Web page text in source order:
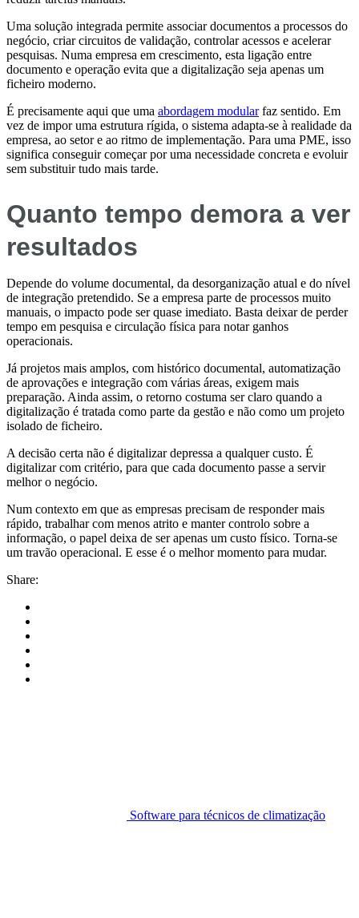
Uma solução integrada permite associar documentos a processos do
negócio, criar circuitos de validação, controlar acessos e acelerar
pesquisas. Numa empresa em crescimento, esta ligação entre
documento e operação evita que a digitalização seja apenas um
ficheiro moderno.
É precisamente aqui que uma abordagem modularfaz sentido. Em
vez de impor uma estrutura rígida, o sistema adapta-se à realidade da
empresa, ao setor e ao ritmo de implementação. Para uma PME, isso
significa conseguir começar por uma necessidade concreta e evoluir
sem substituir tudo mais tarde.
Quanto tempo demora a ver
resultados
Depende do volume documental, da desorganização atual e do nível
de integração pretendido. Se a empresa parte de processos muito
manuais, o impacto pode ser quase imediato. Basta deixar de perder
tempo em pesquisa e circulação física para notar ganhos
operacionais.
Já projetos mais amplos, com histórico documental, automatização
de aprovações e integração com várias áreas, exigem mais
preparação. Ainda assim, o retorno costuma ser claro quando a
digitalização é tratada como parte da gestão e não como um projeto
isolado de ficheiro.
A decisão certa não é digitalizar depressa a qualquer custo. É
digitalizar com critério, para que cada documento passe a servir
melhor o negócio.
Num contexto em que as empresas precisam de responder mais
rápido, trabalhar com menos atrito e manter controlo sobre a
informação, o papel deixa de ser apenas um custo físico. Torna-se
um travão operacional. E esse é o melhor momento para mudar.
Share:
Software para técnicos de climatização